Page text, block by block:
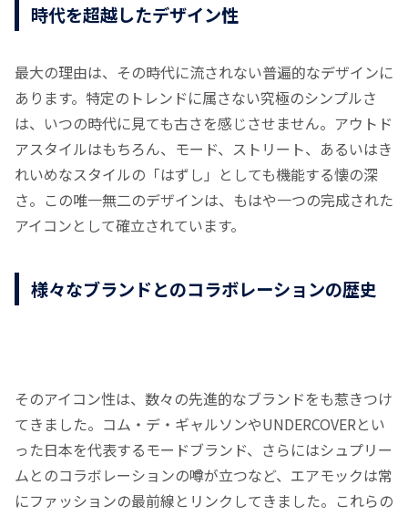
時代を超越したデザイン性
最大の理由は、その時代に流されない普遍的なデザインに
あります。特定のトレンドに属さない究極のシンプルさ
は、いつの時代に見ても古さを感じさせません。アウトド
アスタイルはもちろん、モード、ストリート、あるいはき
れいめなスタイルの「はずし」としても機能する懐の深
さ。この唯一無二のデザインは、もはや一つの完成された
アイコンとして確立されています。
様々なブランドとのコラボレーションの歴史
そのアイコン性は、数々の先進的なブランドをも惹きつけ
てきました。コム・デ・ギャルソンやUNDERCOVERとい
った日本を代表するモードブランド、さらにはシュプリー
ムとのコラボレーションの噂が立つなど、エアモックは常
にファッションの最前線とリンクしてきました。これらの